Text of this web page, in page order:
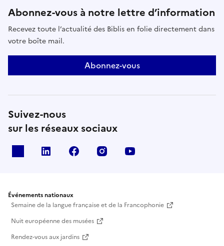
Abonnez-vous à notre lettre d’information
Recevez toute l’actualité des Biblis en folie directement dans
votre boîte mail.
Abonnez-vous
Suivez-nous
sur les réseaux sociaux
Linkedin Facebook Instagram
Événements nationaux
Semaine de la langue française et de la Francophonie
Nuit européenne des musées
Rendez-vous aux jardins